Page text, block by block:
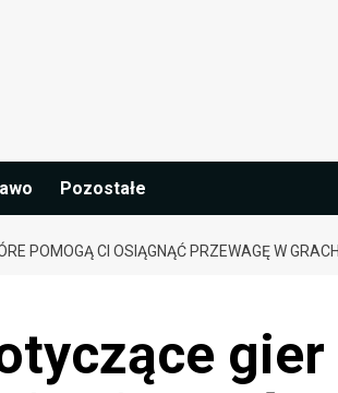
Pozostałe
POMOGĄ CI OSIĄGNĄĆ PRZEWAGĘ W GRACH
gier